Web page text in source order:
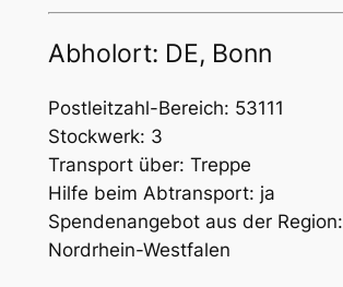
Abholort: DE, Bonn
Postleitzahl-Bereich: 53111
Stockwerk: 3
Transport über: Treppe
Hilfe beim Abtransport: ja
Spendenangebot aus der Region:
Nordrhein-Westfalen